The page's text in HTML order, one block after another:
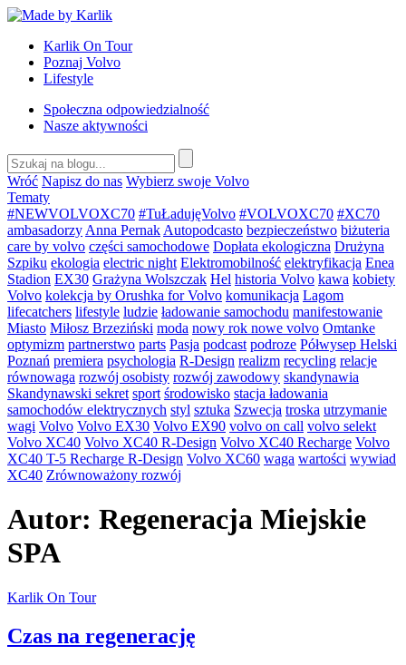
Przejdź
treści
Karlik On Tour
Poznaj Volvo
Lifestyle
Społeczna odpowiedzialność
Nasze aktywności
Wróć Napisz do nas Wybierz swoje Volvo
Tematy
#NEWVOLVOXC70 #TuŁadujęVolvo #VOLVOXC70 #XC70
ambasadorzy Anna Pernak Autopodcasto bezpieczeństwo biżuteria
care by volvo części samochodowe Dopłata ekologiczna Drużyna
Szpiku ekologia electric night Elektromobilność elektryfikacja Enea
Stadion EX30 Grażyna Wolszczak Hel historia Volvo kawa kobiety
Volvo kolekcja by Orushka for Volvo komunikacja Lagom
lifecatchers lifestyle ludzie ładowanie samochodu manifestowanie
Miasto Miłosz Brzeziński moda nowy rok nowe volvo Omtanke
optymizm partnerstwo parts Pasja podcast podroze Półwysep Helski
Poznań premiera psychologia R-Design realizm recycling relacje
równowaga rozwój osobisty rozwój zawodowy skandynawia
Skandynawski sekret sport środowisko stacja ładowania
samochodów elektrycznych styl sztuka Szwecja troska utrzymanie
wagi Volvo Volvo EX30 Volvo EX90 volvo on call volvo selekt
Volvo XC40 Volvo XC40 R-Design Volvo XC40 Recharge Volvo
XC40 T-5 Recharge R-Design Volvo XC60 waga wartości wywiad
XC40 Zrównoważony rozwój
Autor: Regeneracja Miejskie
SPA
Karlik On Tour
Czas na regenerację